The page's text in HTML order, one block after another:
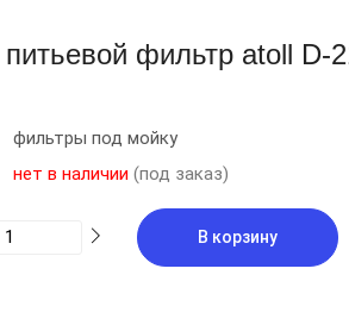
фильтр atoll D-
фильтры под мойку
нет в наличии (под заказ)
В корзину